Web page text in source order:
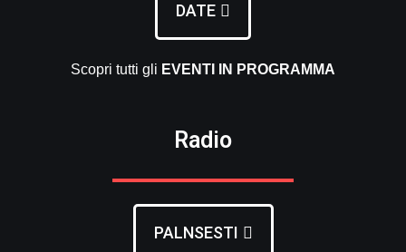
DATE
Scopri tutti gli EVENTI IN PROGRAMMA
Radio
PALNSESTI